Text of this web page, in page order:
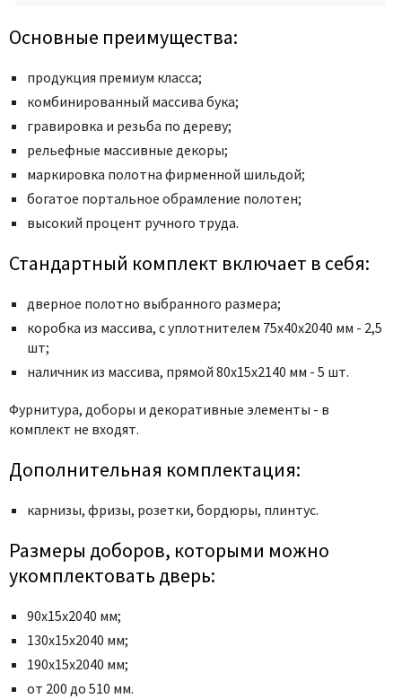
Miksal
Morelli
Ofram
Optima Porte
Philips
Porta Di Parma
Portika
Poseidon
Profil Doors
Profilo Porte
Protector
Regidoors
STR
Torex
Uberture
Valcomp
Venezia Unique
Viporte
Zadoor
Основные преимущества:
продукция премиум класса;
комбинированный массива бука;
гравировка и резьба по дереву;
рельефные массивные декоры;
маркировка полотна фирменной шильдой;
богатое портальное обрамление полотен;
высокий процент ручного труда.
Стандартный комплект включает в себя:
дверное полотно выбранного размера;
коробка из массива, с уплотнителем 75x40x2040 мм - 2,5
шт;
наличник из массива, прямой 80x15x2140 мм - 5 шт.
Фурнитура, доборы и декоративные элементы - в
комплект не входят.
Дополнительная комплектация:
карнизы, фризы, розетки, бордюры, плинтус.
Размеры доборов, которыми можно
укомплектовать дверь:
90х15х2040 мм;
130х15х2040 мм;
190х15х2040 мм;
от 200 до 510 мм.